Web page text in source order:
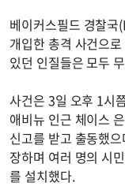
베이커스필드 경찰
개입한 총격 사건으
있던 인질들은 모두
사건은 3일 오후 1시
애비뉴 인근 체이스
신고를 받고 출동했
장하며 여러 명의 시
를 설치했다.